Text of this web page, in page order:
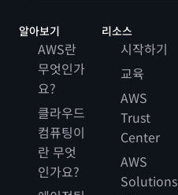
알아보기
AWS란
무엇인가
요?
클라우드
컴퓨팅이
란 무엇
인가요?
리소스
시작하기
교육
AWS
Trust
Center
AWS
Solutions